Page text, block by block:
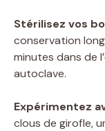
Stérilisez vos
conservation
minutes dans de
autoclave.
Expérimentez
clous de girofle,